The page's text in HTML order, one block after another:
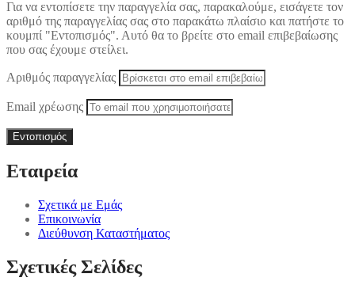
Για να εντοπίσετε την παραγγελία σας, παρακαλούμε, εισάγετε τον
αριθμό της παραγγελίας σας στο παρακάτω πλαίσιο και πατήστε το
κουμπί "Εντοπισμός". Αυτό θα το βρείτε στο email επιβεβαίωσης
που σας έχουμε στείλει.
Αριθμός παραγγελίας
Email χρέωσης
Εντοπισμός
Εταιρεία
Σχετικά με Εμάς
Επικοινωνία
Διεύθυνση Καταστήματος
Σχετικές Σελίδες